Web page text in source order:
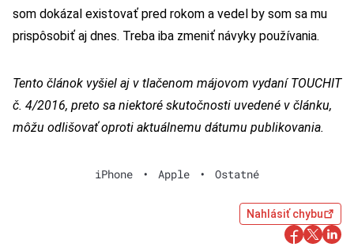
som dokázal existovať pred rokom a vedel by som sa mu
prispôsobiť aj dnes. Treba iba zmeniť návyky používania.
Tento článok vyšiel aj v tlačenom májovom vydaní TOUCHIT
č. 4/2016, preto sa niektoré skutočnosti uvedené v článku,
môžu odlišovať oproti aktuálnemu dátumu publikovania.
iPhone • Apple • Ostatné
Nahlásiť chybu